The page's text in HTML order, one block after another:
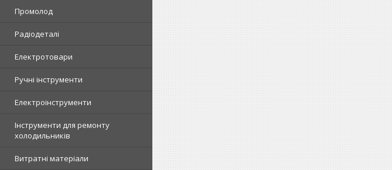
Промолод
Радіодеталі
Електротовари
Ручні інструменти
Електроінструменти
Інструменти для ремонту
холодильників
Витратні матеріали